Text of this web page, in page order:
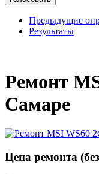
Предыдущие
Результаты
Ремонт
Самаре
Цена ремонта